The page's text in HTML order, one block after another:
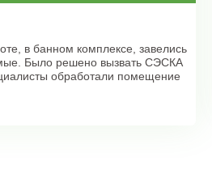
в банном комплексе, завелись
Было решено вызвать СЭСКА
обработали помещение